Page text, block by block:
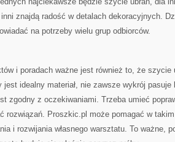
znajdą radość w detalach dekoracyjnych.
na potrzeby wielu grup odbiorców.
i poradach ważne jest również to, że
jest idealny materiał, nie zawsze wykrój
zgodny z oczekiwaniami. Trzeba umieć
rozwiązań. Proszkic.pl może pomagać w
i rozwijania własnego warsztatu. To ważne,